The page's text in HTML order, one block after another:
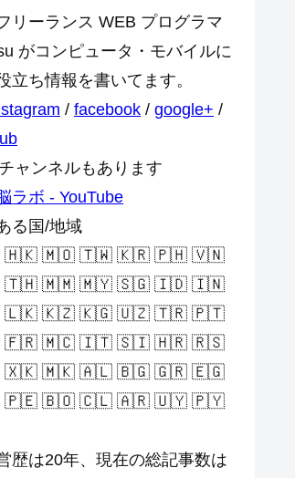
リーランス WEB プログラマ
がコンピュータ・モバイルに
立ち情報を書いてます。
/ facebook / google+ /
ャンネルもあります
ラボ - YouTube
る国/地域
🇭🇰 🇲🇴 🇹🇼 🇰🇷 🇵🇭 🇻🇳
🇹🇭 🇲🇲 🇲🇾 🇸🇬 🇮🇩 🇮🇳
🇱🇰 🇰🇿 🇰🇬 🇺🇿 🇹🇷 🇵🇹
🇫🇷 🇲🇨 🇮🇹 🇸🇮 🇭🇷 🇷🇸
🇽🇰 🇲🇰 🇦🇱 🇧🇬 🇬🇷 🇪🇬
🇵🇪 🇧🇴 🇨🇱 🇦🇷 🇺🇾 🇵🇾
歴は20年、現在の総記事数は